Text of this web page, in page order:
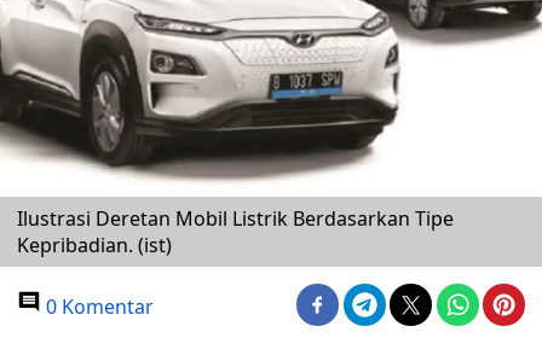
Ilustrasi Deretan Mobil Listrik Berdasarkan Tipe
Kepribadian. (ist)
0 Komentar